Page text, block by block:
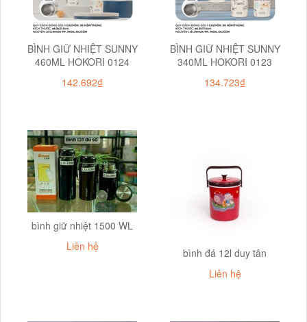
BÌNH GIỮ NHIỆT SUNNY
460ML HOKORI 0124
142.692₫
BÌNH GIỮ NHIỆT SUNNY
340ML HOKORI 0123
134.723₫
bình giữ nhiệt 1500 WL
Liên hệ
bình đá 12l duy tân
Liên hệ